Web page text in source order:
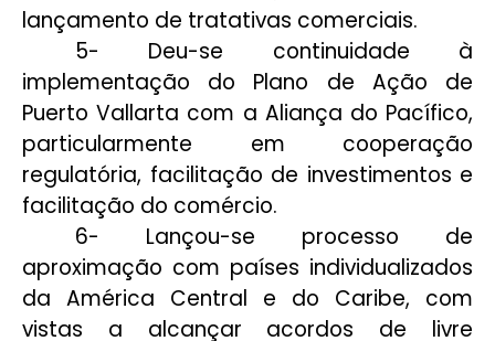
lançamento de tratativas comerciais.
5- Deu-se continuidade à
implementação do Plano de Ação de
Puerto Vallarta com a Aliança do Pacífico,
particularmente em cooperação
regulatória, facilitação de investimentos e
facilitação do comércio.
6- Lançou-se processo de
aproximação com países individualizados
da América Central e do Caribe, com
vistas a alcançar acordos de livre